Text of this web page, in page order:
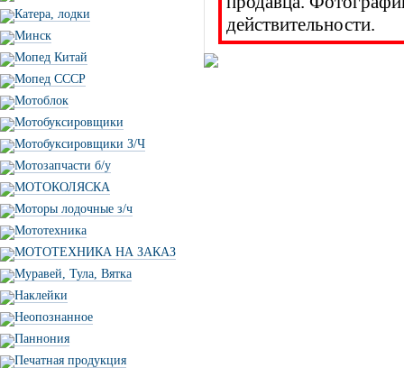
Катера, лодки
Минск
Мопед Китай
Мопед СССР
Мотоблок
Мотобуксировщики
Мотобуксировщики З/Ч
Мотозапчасти б/у
МОТОКОЛЯСКА
Моторы лодочные з/ч
Мототехника
МОТОТЕХНИКА НА ЗАКАЗ
Муравей, Тула, Вятка
Наклейки
Неопознанное
Паннония
Печатная продукция
действительности.